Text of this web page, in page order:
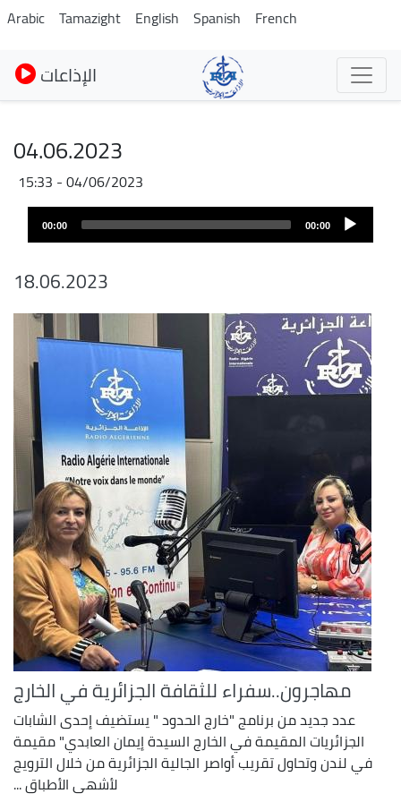
Skip
to
main
content
Arabic Tamazight English Spanish French
الإذاعات
04.06.2023
04/06/2023 - 15:33
00:00
00:00
18.06.2023
مهاجرون..سفراء للثقافة الجزائرية في الخارج
عدد جديد من برنامج "خارج الحدود " يستضيف إحدى الشابات
الجزائريات المقيمة في الخارج السيدة إيمان العابدي" مقيمة
في لندن وتحاول تقريب أواصر الجالية الجزائرية من خلال الترويج
لأشهى الأطباق ...